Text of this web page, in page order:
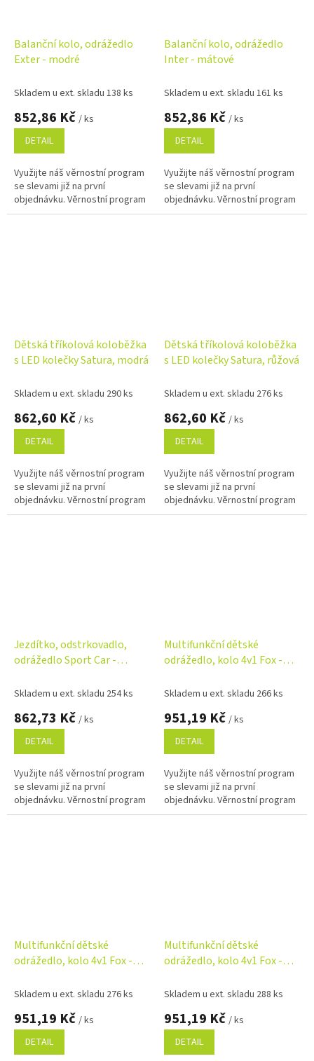
Balanční kolo, odrážedlo
Exter - modré
Skladem u ext. skladu 138 ks
852,86 Kč / ks
DETAIL
Využijte náš věrnostní program
se slevami již na první
objednávku. Věrnostní program
Balanční kolo, odrážedlo
Inter - mátové
Skladem u ext. skladu 161 ks
852,86 Kč / ks
DETAIL
Využijte náš věrnostní program
se slevami již na první
objednávku. Věrnostní program
Dětská tříkolová koloběžka
s LED kolečky Satura, modrá
Skladem u ext. skladu 290 ks
862,60 Kč / ks
DETAIL
Využijte náš věrnostní program
se slevami již na první
objednávku. Věrnostní program
Dětská tříkolová koloběžka
s LED kolečky Satura, růžová
Skladem u ext. skladu 276 ks
862,60 Kč / ks
DETAIL
Využijte náš věrnostní program
se slevami již na první
objednávku. Věrnostní program
Jezdítko, odstrkovadlo,
odrážedlo Sport Car -
Skladem u ext. skladu 254 ks
862,73 Kč / ks
DETAIL
Využijte náš věrnostní program
se slevami již na první
objednávku. Věrnostní program
Multifunkční dětské
odrážedlo, kolo 4v1 Fox -
Skladem u ext. skladu 266 ks
951,19 Kč / ks
DETAIL
Využijte náš věrnostní program
se slevami již na první
objednávku. Věrnostní program
Multifunkční dětské
odrážedlo, kolo 4v1 Fox -
Skladem u ext. skladu 276 ks
951,19 Kč / ks
DETAIL
Multifunkční dětské
odrážedlo, kolo 4v1 Fox -
Skladem u ext. skladu 288 ks
951,19 Kč / ks
DETAIL